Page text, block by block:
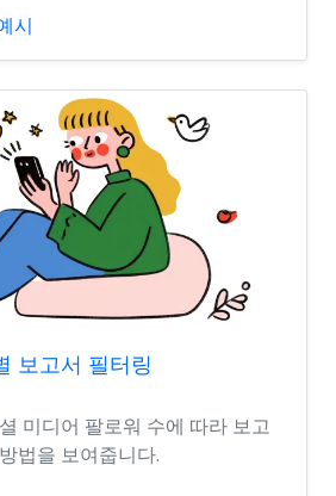
시
보고서 필터링
미디어 팔로워 수에 따라 보고
법을 보여줍니다.